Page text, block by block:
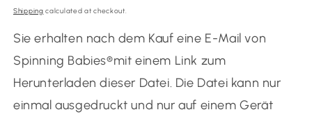
price
Shipping calculated at checkout.
Sie erhalten nach dem Kauf eine E-Mail von
Spinning Babies®️mit einem Link zum
Herunterladen dieser Datei. Die Datei kann nur
einmal ausgedruckt und nur auf einem Gerät